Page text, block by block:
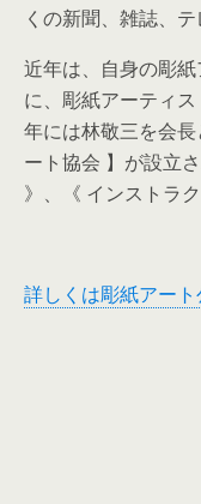
くの新聞、雑誌、
近年は、自身の彫
に、彫紙アーティ
年には林敬三を会
ート協会 】が設立
》、《 インストラ
詳しくは彫紙アー